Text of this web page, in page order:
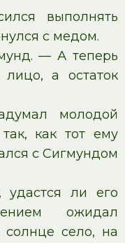
выполнять
с медом.
— А теперь
а остаток
молодой
как тот ему
с Сигмундом
ли его
ожидал
солнце село, на